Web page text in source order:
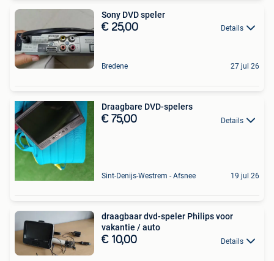
Sony DVD speler
€ 25,00 Details
Bredene 27 jul 26
Draagbare DVD-spelers
€ 75,00 Details
Sint-Denijs-Westrem - Afsnee 19 jul 26
draagbaar dvd-speler Philips voor
vakantie / auto
€ 10,00 Details